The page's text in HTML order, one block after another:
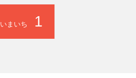
いまいち 1